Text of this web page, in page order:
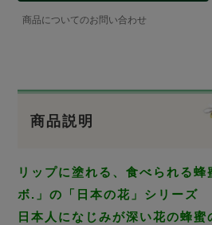
商品についてのお問い合わせ
商品説明
リップに塗れる、食べられる蜂
ボ.」の「日本の花」シリーズ
日本人になじみが深い花の蜂蜜